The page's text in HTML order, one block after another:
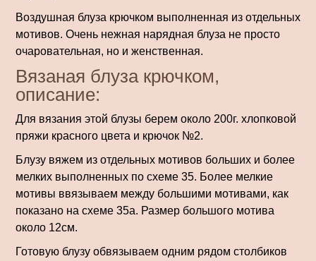
Воздушная блуза крючком выполненная из отдельных
мотивов. Очень нежная нарядная блуза не просто
очаровательная, но и женственная.
Вязаная блуза крючком,
описание:
Для вязания этой блузы берем около 200г. хлопковой
пряжи красного цвета и крючок №2.
Блузу вяжем из отдельных мотивов больших и более
мелких выполненных по схеме 35. Более мелкие
мотивы ввязываем между большими мотивами, как
показано на схеме 35а. Размер большого мотива
около 12см.
Готовую блузу обвязываем одним рядом столбиков